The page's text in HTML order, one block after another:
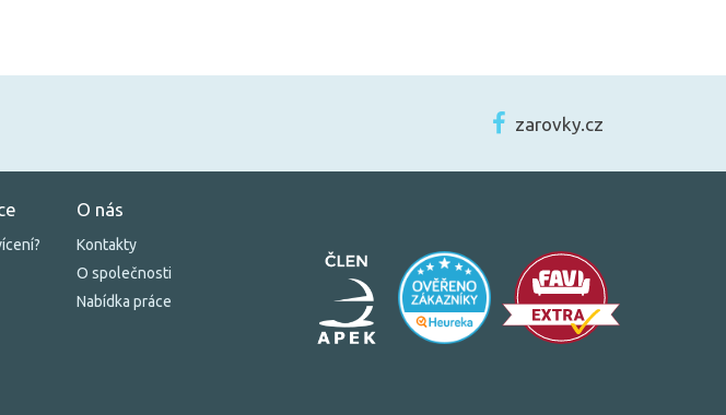
zarovky.cz
O nás
Kontakty
O společnosti
Nabídka práce